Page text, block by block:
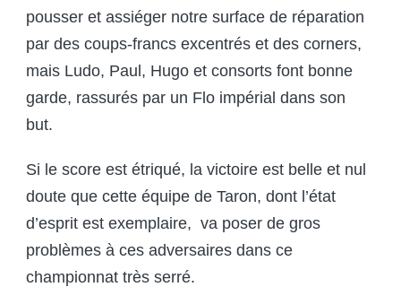
pousser et assiéger notre surface de réparation
par des coups-francs excentrés et des corners,
mais Ludo, Paul, Hugo et consorts font bonne
garde, rassurés par un Flo impérial dans son
but.
Si le score est étriqué, la victoire est belle et nul
doute que cette équipe de Taron, dont l’état
d’esprit est exemplaire, va poser de gros
problèmes à ces adversaires dans ce
championnat très serré.